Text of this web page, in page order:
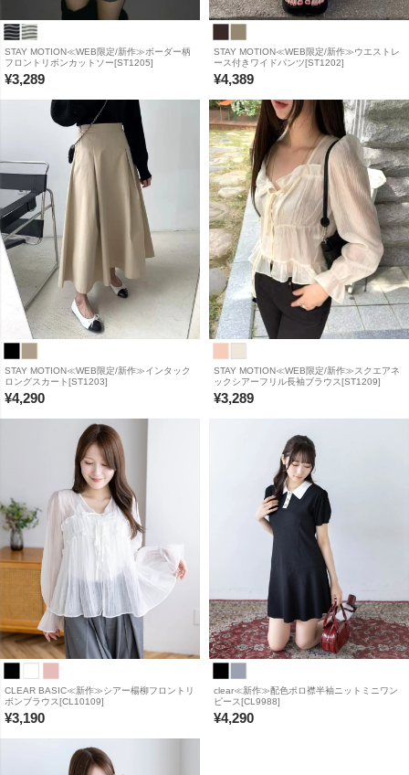
STAY MOTION≪WEB限定/新作≫ボーダー柄
フロントリボンカットソー[ST1205]
¥3,289
STAY MOTION≪WEB限定/新作≫ウエストレ
ース付きワイドパンツ[ST1202]
¥4,389
STAY MOTION≪WEB限定/新作≫インタック
ロングスカート[ST1203]
¥4,290
STAY MOTION≪WEB限定/新作≫スクエアネ
ックシアーフリル長袖ブラウス[ST1209]
¥3,289
CLEAR BASIC≪新作≫シアー楊柳フロントリ
ボンブラウス[CL10109]
¥3,190
clear≪新作≫配色ポロ襟半袖ニットミニワン
ピース[CL9988]
¥4,290